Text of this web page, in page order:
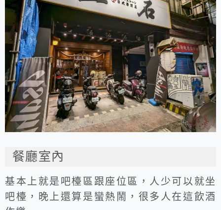
餐廳室內
基本上就是吧檯區跟座位區，人少可以就坐
吧檯，晚上還算是蠻熱鬧，很多人在這飲酒